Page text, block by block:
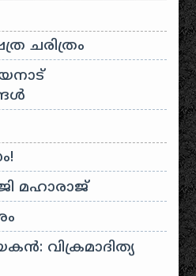
ചരിത്രം
മഹാരാജ്
വിക്രമാദിത്യ